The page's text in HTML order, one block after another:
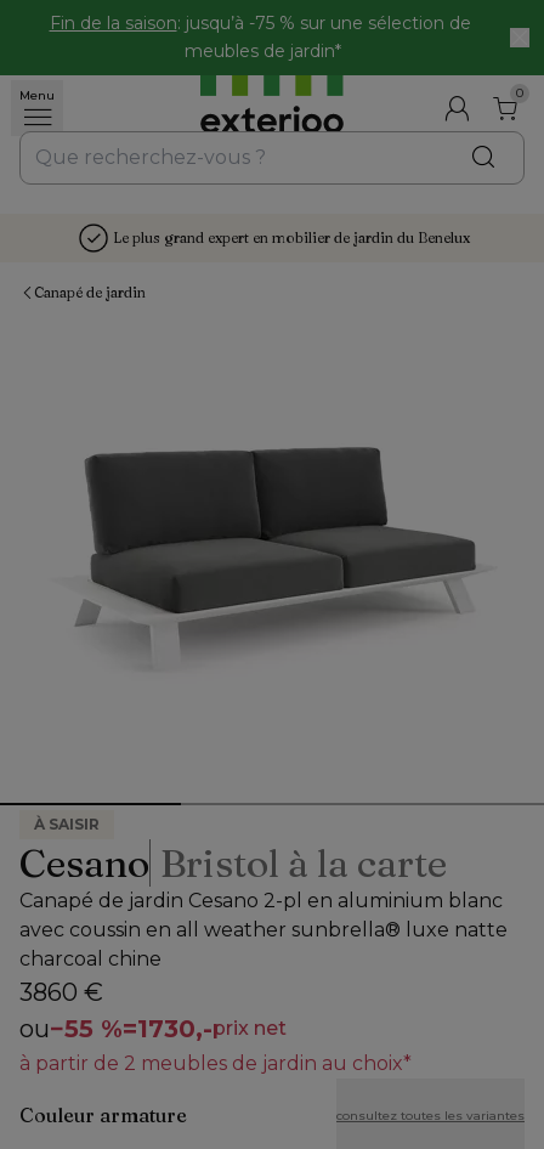
Fin de la saison: jusqu’à -75 % sur une sélection de
meubles de jardin*
Menu 0
Le plus grand expert en mobilier de jardin du Benelux
Canapé de jardin
À SAISIR
Cesano Bristol à la carte
Canapé de jardin Cesano 2-pl en aluminium blanc
avec coussin en all weather sunbrella® luxe natte
charcoal chine
3860 €
ou−55 %=1730,-prix net
à partir de 2 meubles de jardin au choix*
Couleur armature consultez toutes les variantes